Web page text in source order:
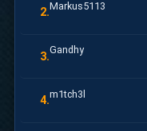
2.Markus5113
3.Gandhy
4.m1tch3l